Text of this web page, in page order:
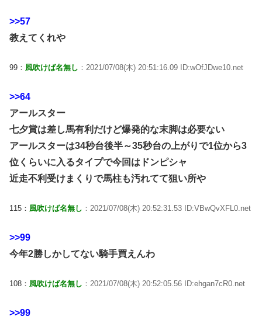
>>57
教えてくれや
99： 風吹けば名無し ：2021/07/08(木) 20:51:16.09 ID:wOfJDwe10.net
>>64
アールスター
七夕賞は差し馬有利だけど爆発的な末脚は必要ない
アールスターは34秒台後半～35秒台の上がりで1位から3
位くらいに入るタイプで今回はドンピシャ
近走不利受けまくりで馬柱も汚れてて狙い所や
115： 風吹けば名無し ：2021/07/08(木) 20:52:31.53 ID:VBwQvXFL0.net
>>99
今年2勝しかしてない騎手買えんわ
108： 風吹けば名無し ：2021/07/08(木) 20:52:05.56 ID:ehgan7cR0.net
>>99